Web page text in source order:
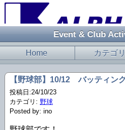
Event & Club
Home カテゴ
【野球部】10/12 バッティン
投稿日:24/10/23
カテゴリ: 野球
Posted by: ino